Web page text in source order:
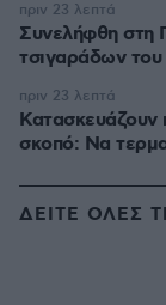
Συνελήφθη στη
τσιγαράδων του
πριν 23 λεπτά
Κατασκευάζουν
σκοπό: Να
πριν 23 λεπτά
ΔΕΙΤΕ ΟΛΕΣ